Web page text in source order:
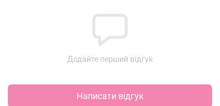
Додайте перший відгук
Написати відгук